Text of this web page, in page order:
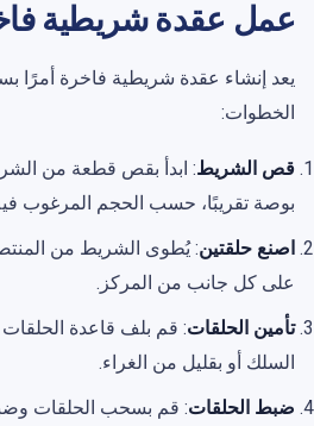
عمل عقدة شريطية
يعد إنشاء عقدة شريطية فاخرة أمرًا
الخطوات:
قص الشريط
بوصة تقريبًا، حسب الحجم المرغوب
اصنع حلقتين: يُطوى الشريط من
على كل جانب من المركز.
تأمين الحلقات: قم بلف قاعدة الحلقات
السلك أو بقليل من الغراء.
ضبط الحلقات: قم بسحب الحلقات